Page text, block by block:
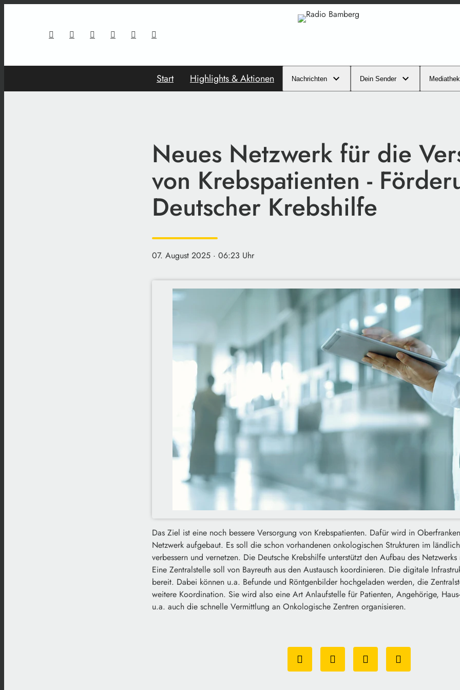
Start Highlights & Aktionen Nachrichten Dein Sender Mediathek
Neues Netzwerk für die
von Krebspatienten -
Deutscher Krebshilfe
07. August 2025 · 06:23 Uhr
Das Ziel ist eine noch bessere Versorgung von Krebspatienten. Dafür wird in
Netzwerk aufgebaut. Es soll die schon vorhandenen onkologischen Strukturen im
verbessern und vernetzen. Die Deutsche Krebshilfe unterstützt den Aufbau des
Eine Zentralstelle soll von Bayreuth aus den Austausch koordinieren. Die digitale
bereit. Dabei können u.a. Befunde und Röntgenbilder hochgeladen werden, die
weitere Koordination. Sie wird also eine Art Anlaufstelle für Patienten, Angehörige,
u.a. auch die schnelle Vermittlung an Onkologische Zentren organisieren.